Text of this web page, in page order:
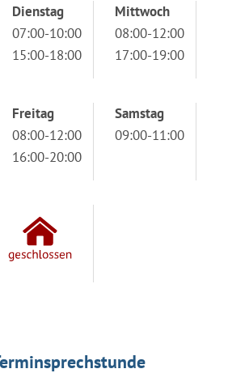
Dienstag
07:00-10:00
15:00-18:00
Mittwoch
08:00-12:00
17:00-19:00
Freitag
08:00-12:00
16:00-20:00
Samstag
09:00-11:00